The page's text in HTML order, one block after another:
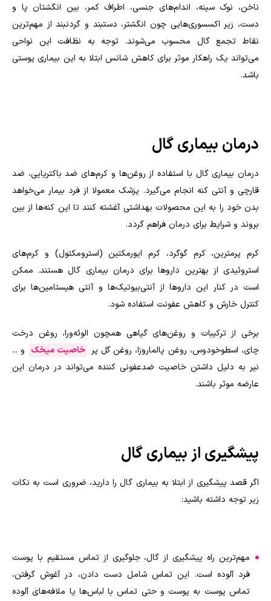
ناخن، نوک سینه، اندام‌های جنسی، اطراف کمر، بین انگشتان پا و
دست، زیر اکسسوری‌هایی چون انگشتر، دستبند و گردنبند از مهم‌ترین
نقاط تجمع گال محسوب می‌شوند. توجه به نظافت این نواحی
می‌تواند یک راهکار موثر برای کاهش شانس ابتلا به این بیماری پوستی
باشد.
درمان بیماری گال
درمان بیماری گال با استفاده از روغن‌ها و کرم‌های ضد باکتریایی، ضد
قارچی و آنتی کنه انجام می‌گیرد. پزشک معمولا از فرد بیمار می‌خواهد
بدن خود را به این محصولات بهداشتی آغشته کنند تا این کنه‌ها از بین
بروند و شرایط برای درمان فراهم گردد.
کرم پرمترین، کرم گوگرد، کرم ایورمکتین (استرومکتول) و کرم‌های
استروئیدی از بهترین داروها برای درمان بیماری گال هستند. ممکن
است در کنار این داروها از آنتی‌بیوتیک‌ها و آنتی هیستامین‌ها برای
کنترل خارش و کاهش عفونت استفاده شود.
برخی از ترکیبات و روغن‌های گیاهی همچون الوئه‌ورا، روغن درخت
چای، اسطوخودوس، روغن پالماروزا، روغن گل پر خاصیت میخک و ‌...
نیر به دلیل داشتن خاصیت ضدعفونی کننده می‌تواند در درمان این
عارضه موثر باشند.
پیشگیری از بیماری گال
اگر قصد پیشگیری از ابتلا به بیماری گال را دارید، ضروری است به نکات
زیر توجه داشته باشید:
مهم‌ترین راه پیشگیری از گال، جلوگیری از تماس مستقیم با پوست
فرد آلوده است. این تماس شامل دست دادن، در آغوش گرفتن،
تماس پوست به پوست و حتی تماس با لباس‌ها یا ملافه‌های آلوده